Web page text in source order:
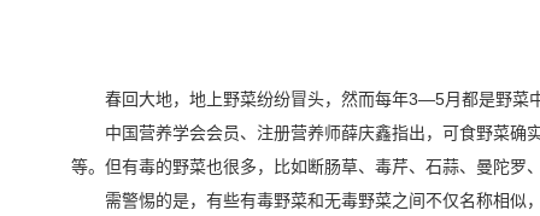
春回大地，地上野菜纷纷冒头，然而每年3—5月都是野菜
中国营养学会会员、注册营养师薛庆鑫指出，可食野菜
等。但有毒的野菜也很多，比如断肠草、毒芹、石蒜、曼陀罗
需警惕的是，有些有毒野菜和无毒野菜之间不仅名称相似